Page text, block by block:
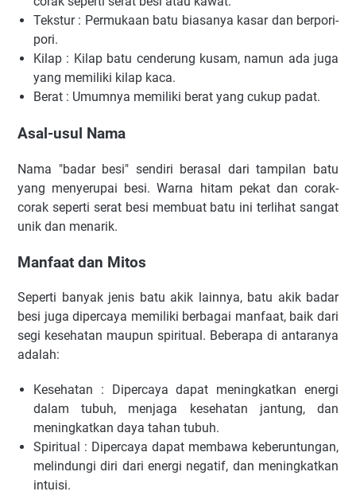
Tekstur : Permukaan batu biasanya kasar dan berpori-
pori.
Kilap : Kilap batu cenderung kusam, namun ada juga
yang memiliki kilap kaca.
Berat : Umumnya memiliki berat yang cukup padat.
Asal-usul Nama
Nama "badar besi" sendiri berasal dari tampilan batu
yang menyerupai besi. Warna hitam pekat dan corak-
corak seperti serat besi membuat batu ini terlihat sangat
unik dan menarik.
Manfaat dan Mitos
Seperti banyak jenis batu akik lainnya, batu akik badar
besi juga dipercaya memiliki berbagai manfaat, baik dari
segi kesehatan maupun spiritual. Beberapa di antaranya
adalah:
Kesehatan : Dipercaya dapat meningkatkan energi
dalam tubuh, menjaga kesehatan jantung, dan
meningkatkan daya tahan tubuh.
Spiritual : Dipercaya dapat membawa keberuntungan,
melindungi diri dari energi negatif, dan meningkatkan
intuisi.